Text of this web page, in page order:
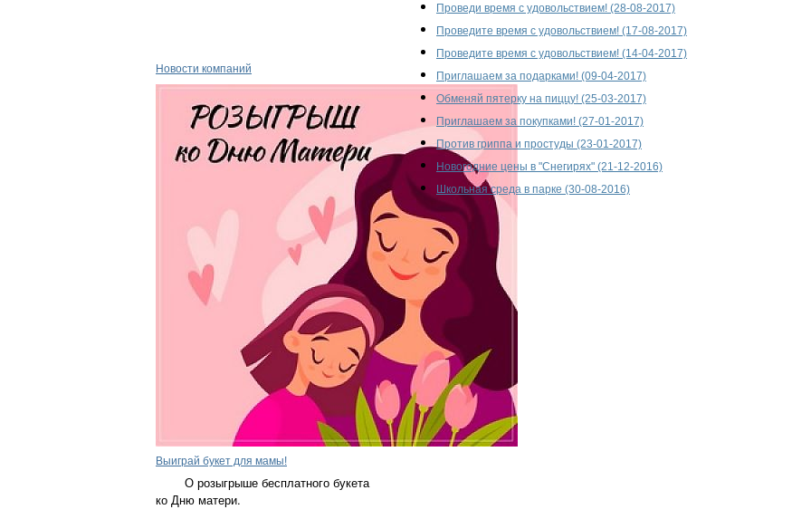
Новости компаний
Выиграй букет для мамы!
О розыгрыше бесплатного букета
ко Дню матери.
Проведи время с удовольствием! (28-08-2017)
Проведите время с удовольствием! (17-08-2017)
Проведите время с удовольствием! (14-04-2017)
Приглашаем за подарками! (09-04-2017)
Обменяй пятерку на пиццу! (25-03-2017)
Приглашаем за покупками! (27-01-2017)
Против гриппа и простуды (23-01-2017)
Новогодние цены в "Снегирях" (21-12-2016)
Школьная среда в парке (30-08-2016)